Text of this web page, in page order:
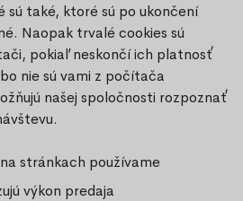
sú také, ktoré sú po ukončení
Naopak trvalé cookies sú
pokiaľ neskončí ich platnosť
nie sú vami z počítača
našej spoločnosti rozpoznať
stránkach používame
výkon predaja